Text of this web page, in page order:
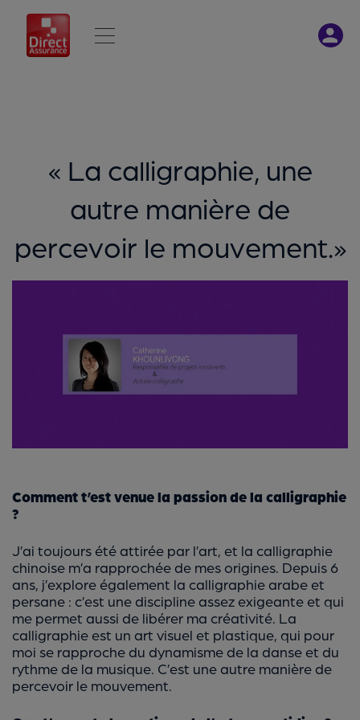
« La calligraphie, une
autre manière de
percevoir le mouvement.»
Comment t’est venue la passion de la calligraphie
?
J’ai toujours été attirée par l’art, et la calligraphie
chinoise m’a rapprochée de mes origines. Depuis 6
ans, j’explore également la calligraphie arabe et
persane : c’est une discipline assez exigeante et qui
me permet aussi de libérer ma créativité. La
calligraphie est un art visuel et plastique, qui pour
moi se rapproche du dynamisme de la danse et du
rythme de la musique. C’est une autre manière de
percevoir le mouvement.